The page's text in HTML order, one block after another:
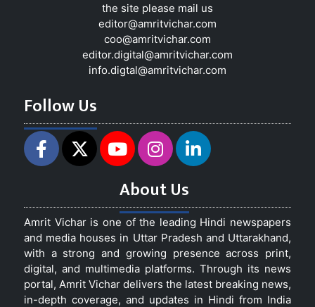
the site please mail us
editor@amritvichar.com
coo@amritvichar.com
editor.digital@amritvichar.com
info.digtal@amritvichar.com
Follow Us
About Us
Amrit Vichar is one of the leading Hindi newspapers
and media houses in Uttar Pradesh and Uttarakhand,
with a strong and growing presence across print,
digital, and multimedia platforms. Through its news
portal, Amrit Vichar delivers the latest breaking news,
in-depth coverage, and updates in Hindi from India